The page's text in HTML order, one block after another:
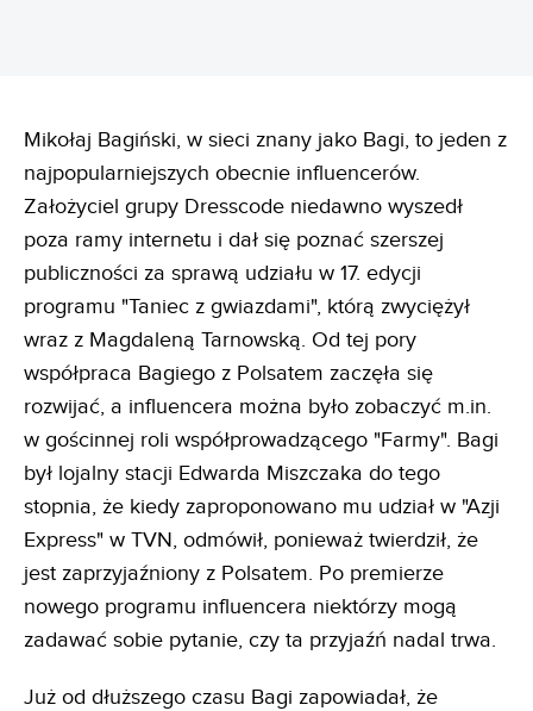
Mikołaj Bagiński, w sieci znany jako Bagi, to jeden z
najpopularniejszych obecnie influencerów.
Założyciel grupy Dresscode niedawno wyszedł
poza ramy internetu i dał się poznać szerszej
publiczności za sprawą udziału w 17. edycji
programu "Taniec z gwiazdami", którą zwyciężył
wraz z Magdaleną Tarnowską. Od tej pory
współpraca Bagiego z Polsatem zaczęła się
rozwijać, a influencera można było zobaczyć m.in.
w gościnnej roli współprowadzącego "Farmy". Bagi
był lojalny stacji Edwarda Miszczaka do tego
stopnia, że kiedy zaproponowano mu udział w "Azji
Express" w TVN, odmówił, ponieważ twierdził, że
jest zaprzyjaźniony z Polsatem. Po premierze
nowego programu influencera niektórzy mogą
zadawać sobie pytanie, czy ta przyjaźń nadal trwa.
Już od dłuższego czasu Bagi zapowiadał, że